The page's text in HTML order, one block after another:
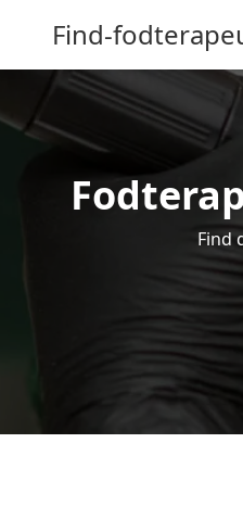
Find-
Find